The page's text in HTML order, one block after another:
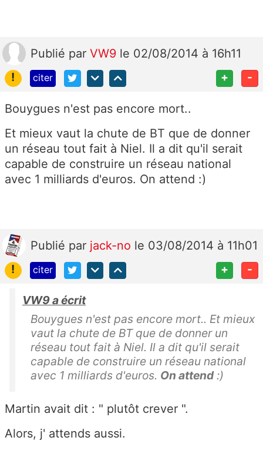
Publié par VW9 le 02/08/2014 à 16h11
!
citer + -
Bouygues n'est pas encore mort..
Et mieux vaut la chute de BT que de donner
un réseau tout fait à Niel. Il a dit qu'il serait
capable de construire un réseau national
avec 1 milliards d'euros. On attend :)
Publié par jack-no le 03/08/2014 à 11h01
!
citer + -
VW9 a écrit
Bouygues n'est pas encore mort.. Et mieux
vaut la chute de BT que de donner un
réseau tout fait à Niel. Il a dit qu'il serait
capable de construire un réseau national
avec 1 milliards d'euros. On attend:)
Martin avait dit : " plutôt crever ".
Alors, j' attends aussi.